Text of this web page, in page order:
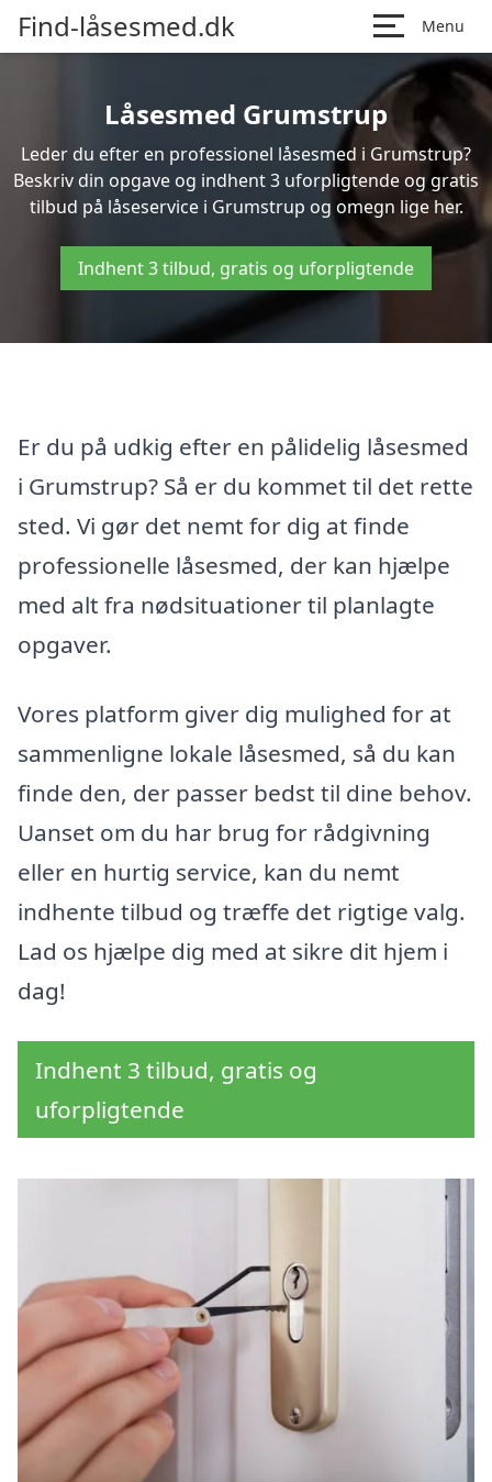
Find-låsesmed.dk Menu
Låsesmed Grumstrup
Leder du efter en professionel låsesmed i Grumstrup?
Beskriv din opgave og indhent 3 uforpligtende og gratis
tilbud på låseservice i Grumstrup og omegn lige her.
Indhent 3 tilbud, gratis og uforpligtende
Er du på udkig efter en pålidelig låsesmed
i Grumstrup? Så er du kommet til det rette
sted. Vi gør det nemt for dig at finde
professionelle låsesmed, der kan hjælpe
med alt fra nødsituationer til planlagte
opgaver.
Vores platform giver dig mulighed for at
sammenligne lokale låsesmed, så du kan
finde den, der passer bedst til dine behov.
Uanset om du har brug for rådgivning
eller en hurtig service, kan du nemt
indhente tilbud og træffe det rigtige valg.
Lad os hjælpe dig med at sikre dit hjem i
dag!
Indhent 3 tilbud, gratis og
uforpligtende